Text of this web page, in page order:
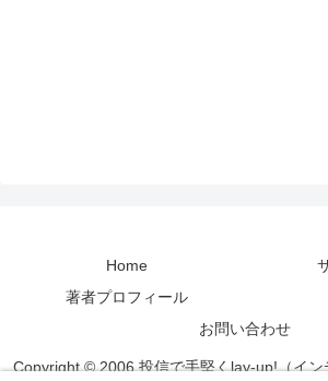
Home
著者プロフィール
お問い合わせ
Copyright © 2006 投信で手堅くlay-up!（イン